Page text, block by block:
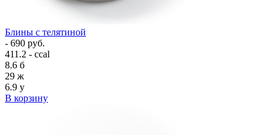
Блины с телятиной
- 690 руб.
411.2 - ccal
8.6 б
29 ж
6.9 у
В корзину